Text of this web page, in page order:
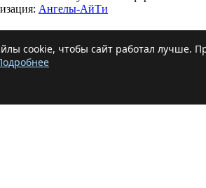
Ангелы-АйТи
cookie, чтобы сайт работал лучше.